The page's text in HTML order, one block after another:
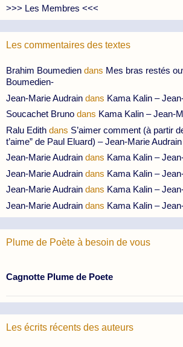
>>> Les Membres <<<
Les commentaires des textes
Brahim Boumedien dans Mes bras restés
Boumedien-
Jean-Marie Audrain dans Kama Kalin –
Soucachet Bruno dans Kama Kalin – Jean-
Ralu Edith dans S’aimer comment (à partir
t’aime” de Paul Eluard) – Jean-Marie Audrain
Jean-Marie Audrain dans Kama Kalin –
Jean-Marie Audrain dans Kama Kalin –
Jean-Marie Audrain dans Kama Kalin –
Jean-Marie Audrain dans Kama Kalin –
Plume de Poète à besoin de vous
Cagnotte Plume de Poete
Les écrits récents des auteurs